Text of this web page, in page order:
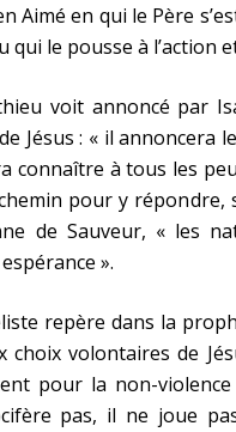
Aimé en qui le Père
qui le pousse à l’action
voit annoncé par
Jésus : « il annoncera
connaître à tous les
pour y répondre,
de Sauveur, « les
».
repère dans la
choix volontaires de
pour la non-
pas, il ne joue